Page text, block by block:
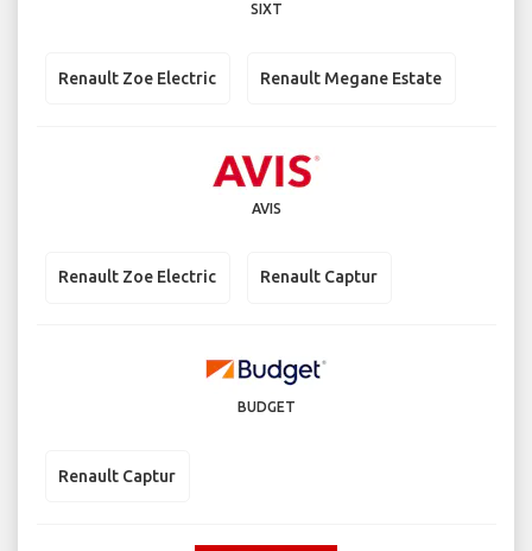
SIXT
Renault Zoe Electric Renault Megane Estate
AVIS
Renault Zoe Electric Renault Captur
BUDGET
Renault Captur